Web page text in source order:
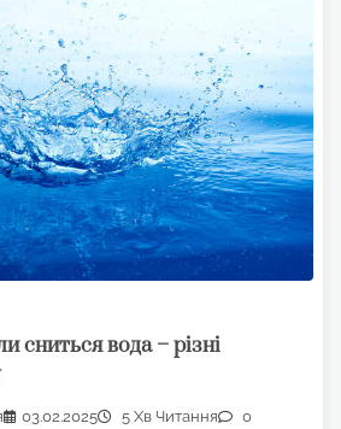
сниться вода – різні
03.02.2025 5 Хв Читання 0